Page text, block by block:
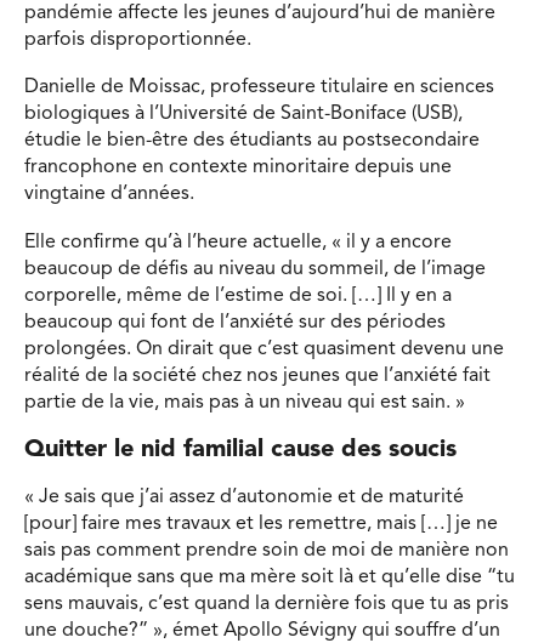
pandémie affecte les jeunes d’aujourd’hui de manière
parfois disproportionnée.
Danielle de Moissac, professeure titulaire en sciences
biologiques à l’Université de Saint-Boniface (USB),
étudie le bien-être des étudiants au postsecondaire
francophone en contexte minoritaire depuis une
vingtaine d’années.
Elle confirme qu’à l’heure actuelle, « il y a encore
beaucoup de défis au niveau du sommeil, de l’image
corporelle, même de l’estime de soi. […] Il y en a
beaucoup qui font de l’anxiété sur des périodes
prolongées. On dirait que c’est quasiment devenu une
réalité de la société chez nos jeunes que l’anxiété fait
partie de la vie, mais pas à un niveau qui est sain. »
Quitter le nid familial cause des soucis
« Je sais que j’ai assez d’autonomie et de maturité
[pour] faire mes travaux et les remettre, mais […] je ne
sais pas comment prendre soin de moi de manière non
académique sans que ma mère soit là et qu’elle dise “tu
sens mauvais, c’est quand la dernière fois que tu as pris
une douche?” », émet Apollo Sévigny qui souffre d’un